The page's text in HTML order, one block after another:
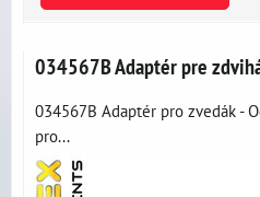
034567B Adaptér pre
034567B Adaptér pro zvedák -
pro...